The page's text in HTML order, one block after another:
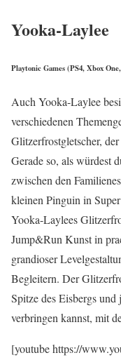
Yooka-Laylee
Playtonic Games (PS4, Xbox
Auch Yooka-Laylee
verschiedenen
Glitzerfrostgletscher,
Gerade so, als würdest
zwischen den
kleinen Pinguin in
Yooka-Laylees
Jump&Run Kunst in
grandioser
Begleitern. Der
Spitze des Eisbergs
verbringen kannst, mit
[youtube https://